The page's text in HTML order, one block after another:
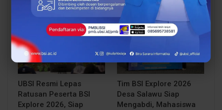
UBSI Resmi Lepas
Ratusan Peserta BSI
Explore 2026, Siap
BERITA
Tim BSI Explore 2026
Desa Salawu Siap
Mengabdi, Mahasiswa